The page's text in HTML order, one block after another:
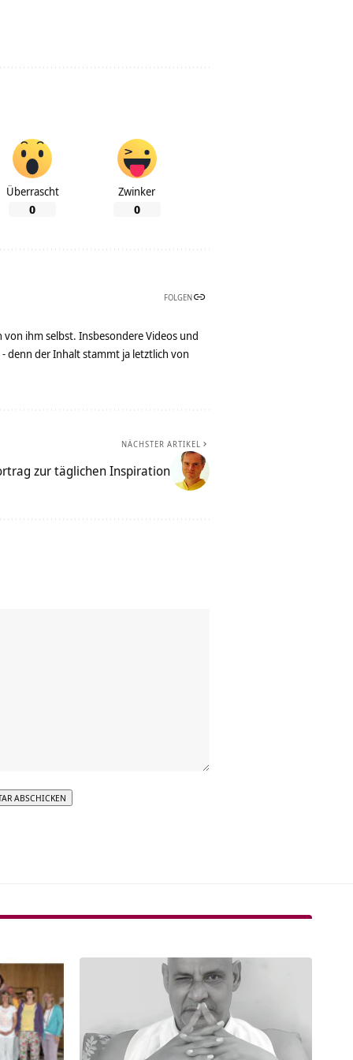
Überrascht
0
Zwinker
0
FOLGEN
ihm selbst. Insbesondere Videos und
denn der Inhalt stammt ja letztlich von
NÄCHSTER ARTIKEL
zur täglichen Inspiration